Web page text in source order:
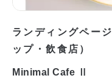
ランディングページ
ップ・飲食店）
Minimal Cafe Ⅱ